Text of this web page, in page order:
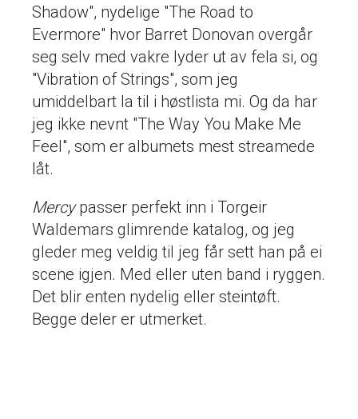
Shadow", nydelige "The Road to
Evermore" hvor Barret Donovan overgår
seg selv med vakre lyder ut av fela si, og
"Vibration of Strings", som jeg
umiddelbart la til i høstlista mi. Og da har
jeg ikke nevnt "The Way You Make Me
Feel", som er albumets mest streamede
låt.
Mercypasser perfekt inn i Torgeir
Waldemars glimrende katalog, og jeg
gleder meg veldig til jeg får sett han på ei
scene igjen. Med eller uten band i ryggen.
Det blir enten nydelig eller steintøft.
Begge deler er utmerket.